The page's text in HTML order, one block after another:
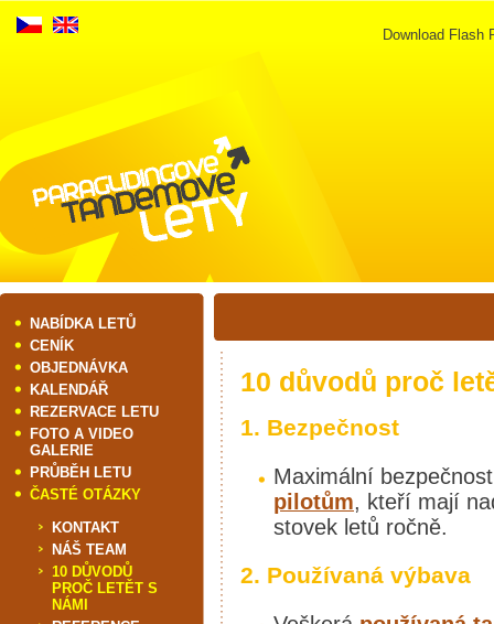
Download Flash
NABÍDKA LETŮ
CENÍK
OBJEDNÁVKA
KALENDÁŘ
REZERVACE LETU
FOTO A VIDEO
GALERIE
PRŮBĚH LETU
ČASTÉ OTÁZKY
KONTAKT
NÁŠ TEAM
10 DŮVODŮ
PROČ LETĚT S
NÁMI
10 důvodů proč
1. Bezpečnost
Maximální
pilotům, kteří mají
stovek letů ročně.
2. Používaná výbava